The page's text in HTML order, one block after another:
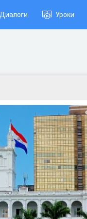
Диалоги Уроки